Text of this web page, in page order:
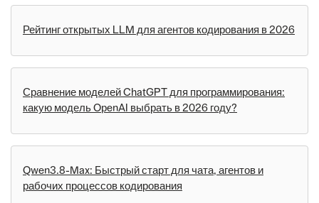
Рейтинг открытых LLM для агентов кодирования в 2026
Сравнение моделей ChatGPT для программирования:
какую модель OpenAI выбрать в 2026 году?
Qwen3.8-Max: Быстрый старт для чата, агентов и
рабочих процессов кодирования